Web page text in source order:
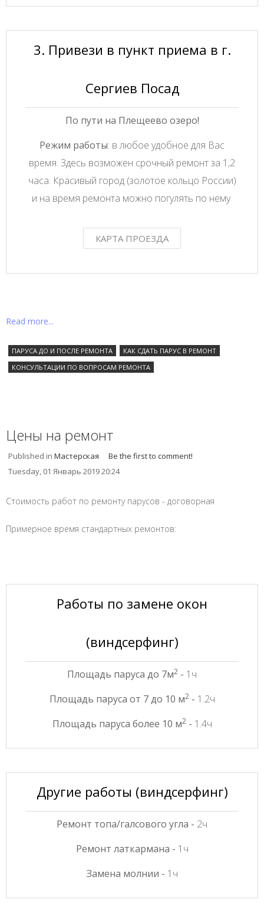
3. Привези в пункт приема в г.
Сергиев Посад
По пути на Плещеево озеро!
Режим работы: в любое удобное для Вас
время. Здесь возможен срочный ремонт за 1,2
часа. Красивый город (золотое кольцо России)
и на время ремонта можно погулять по нему
КАРТА ПРОЕЗДА
Read more...
ПАРУСА ДО И ПОСЛЕ РЕМОНТА
КАК СДАТЬ ПАРУС В РЕМОНТ
КОНСУЛЬТАЦИИ ПО ВОПРОСАМ РЕМОНТА
Цены на ремонт
Published in Мастерская
Be the first to comment!
Tuesday, 01 Январь 2019 20:24
Стоимость работ по ремонту парусов - договорная
Примерное время стандартных ремонтов:
Работы по замене окон
(виндсерфинг)
Площадь паруса до 7м2 - 1ч
Площадь паруса от 7 до 10 м2- 1.2ч
Площадь паруса более 10 м2- 1.4ч
Другие работы (виндсерфинг)
Ремонт топа/галсового угла - 2ч
Ремонт латкармана - 1ч
Замена молнии - 1ч